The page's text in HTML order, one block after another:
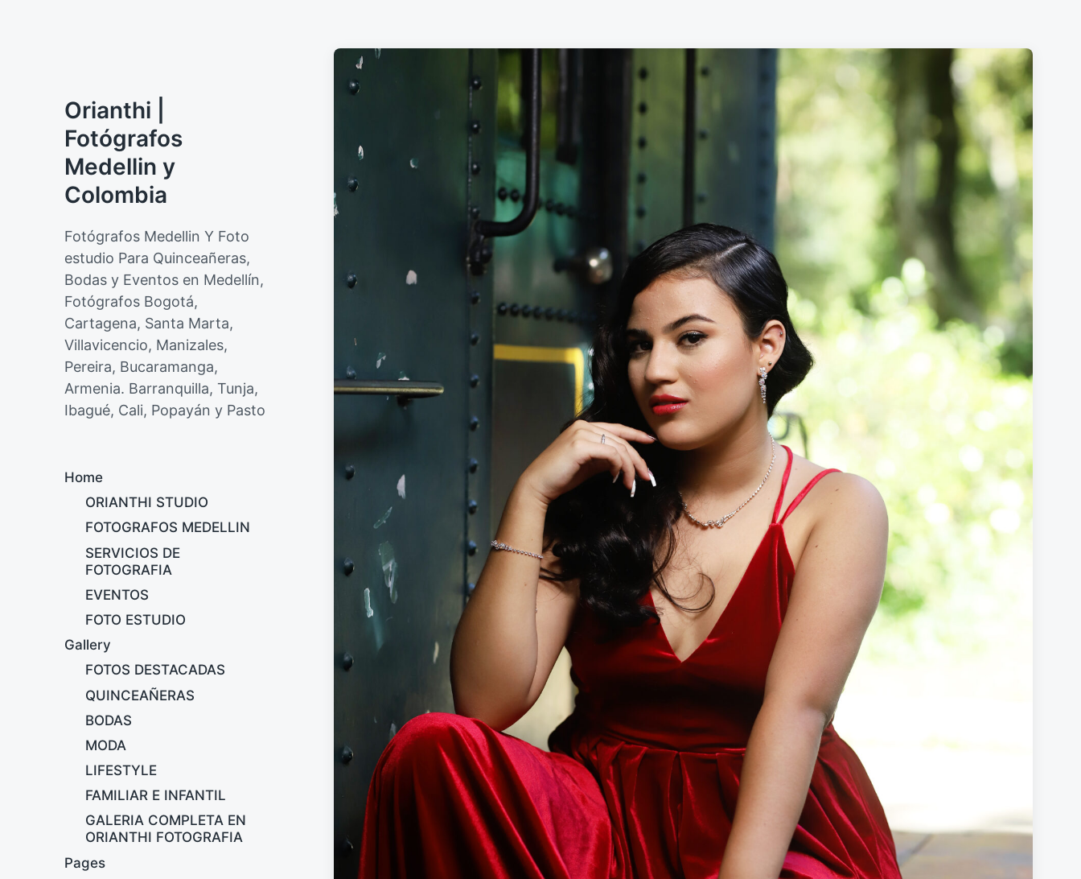
Orianthi |
Fotógrafos
Medellin y
Colombia
Fotógrafos Medellin Y Foto
estudio Para Quinceañeras,
Bodas y Eventos en Medellín,
Fotógrafos Bogotá,
Cartagena, Santa Marta,
Villavicencio, Manizales,
Pereira, Bucaramanga,
Armenia. Barranquilla, Tunja,
Ibagué, Cali, Popayán y Pasto
Home
ORIANTHI STUDIO
FOTOGRAFOS MEDELLIN
SERVICIOS DE
FOTOGRAFIA
EVENTOS
FOTO ESTUDIO
Gallery
FOTOS DESTACADAS
QUINCEAÑERAS
BODAS
MODA
LIFESTYLE
FAMILIAR E INFANTIL
GALERIA COMPLETA EN
ORIANTHI FOTOGRAFIA
Pages